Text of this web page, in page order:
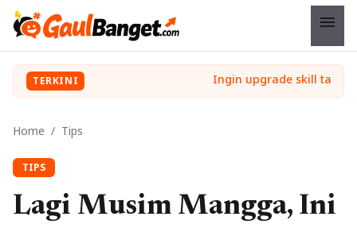
menu
TERKINI
Home / Tips
TIPS
Lagi Musim Mangga, Ini